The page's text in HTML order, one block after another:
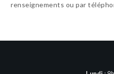
renseignements ou par